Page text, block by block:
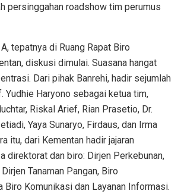
persinggahan roadshow tim perumus
tepatnya di Ruang Rapat Biro
diskusi dimulai. Suasana hangat
Dari pihak Banrehi, hadir sejumlah
Yudhie Haryono sebagai ketua tim,
Riskal Arief, Rian Prasetio, Dr.
Yaya Sunaryo, Firdaus, dan Irma
itu, dari Kementan hadir jajaran
direktorat dan biro: Dirjen Perkebunan,
Tanaman Pangan, Biro
Biro Komunikasi dan Layanan Informasi.